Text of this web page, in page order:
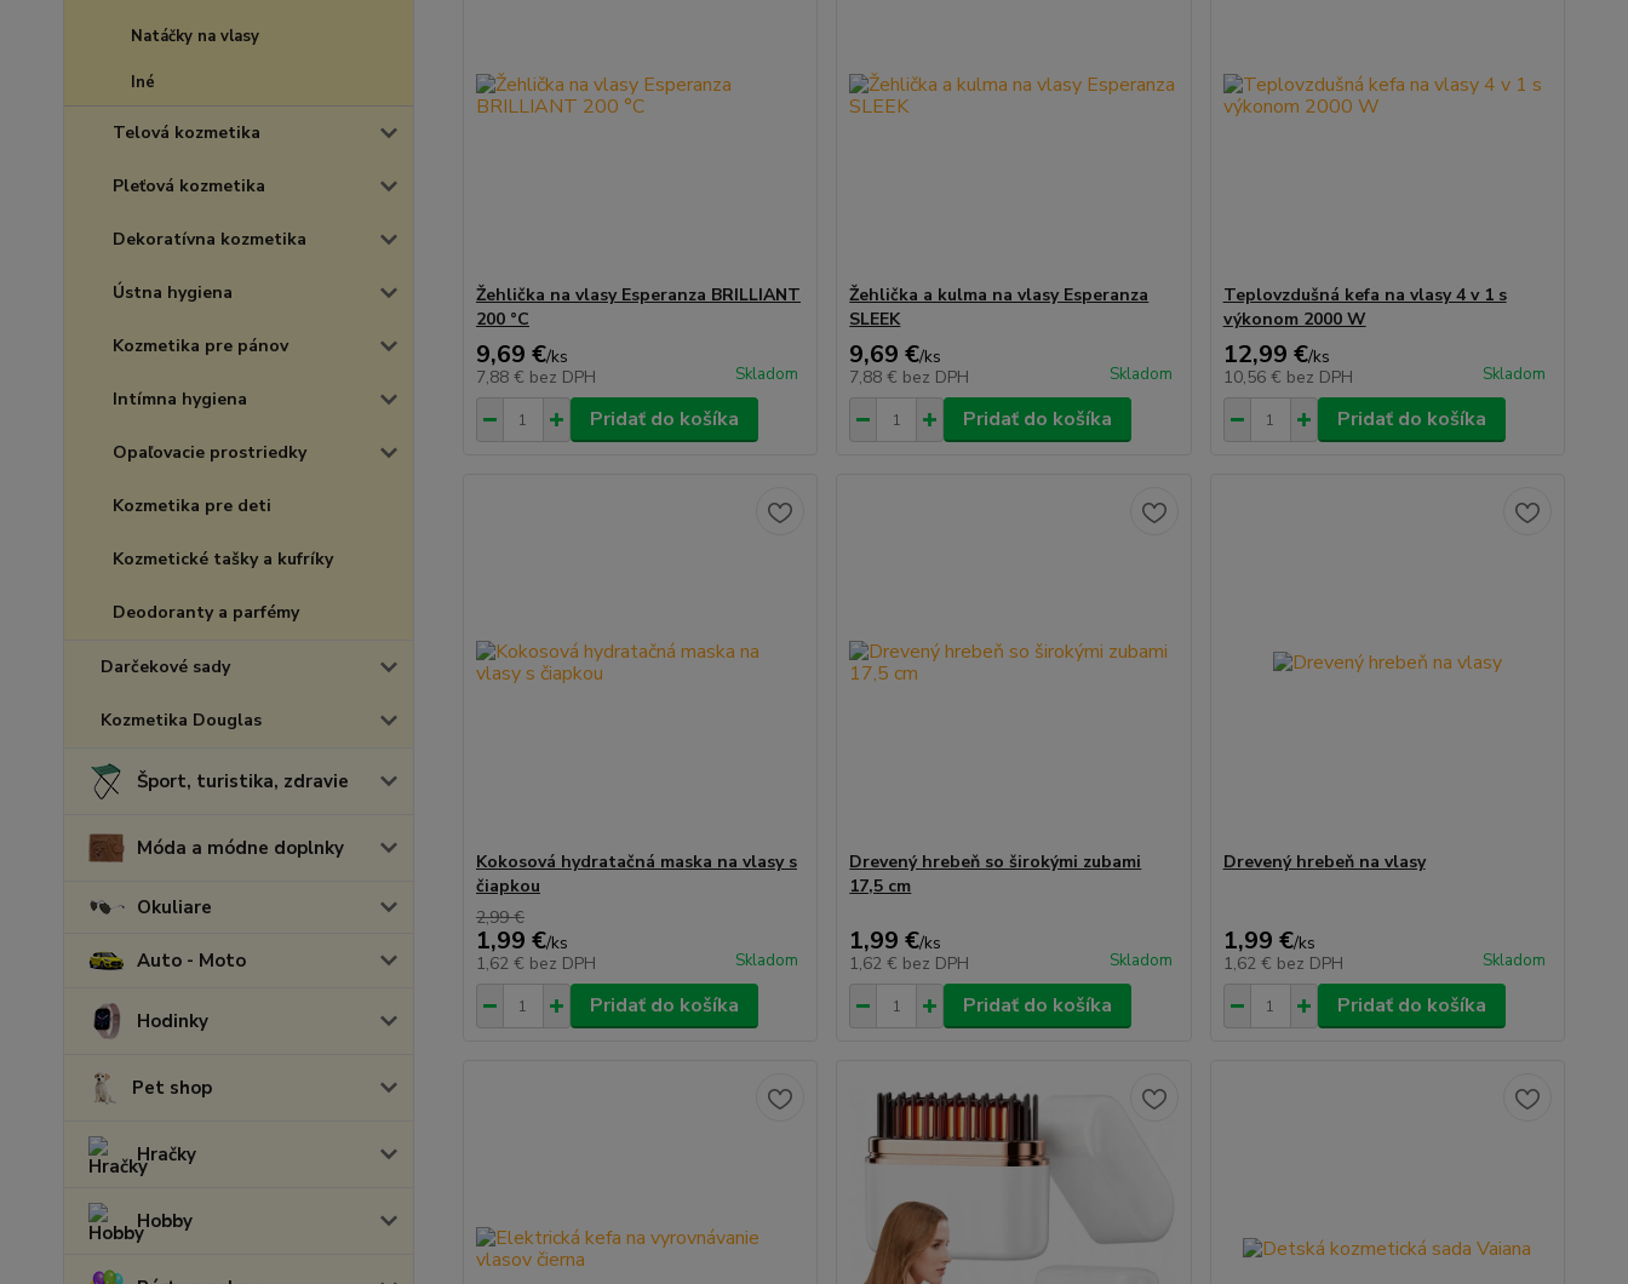
Natáčky na vlasy
Iné
Telová kozmetika
Pleťová kozmetika
Dekoratívna kozmetika
Ústna hygiena
Kozmetika pre pánov
Intímna hygiena
Opaľovacie prostriedky
Kozmetika pre deti
Kozmetické tašky a kufríky
Deodoranty a parfémy
Darčekové sady
Kozmetika Douglas
Šport, turistika, zdravie
Móda a módne doplnky
Okuliare
Auto - Moto
Hodinky
Pet shop
Hračky
Hobby
Žehlička na vlasy Esperanza BRILLIANT
200 °C
9,69 €/ks
7,88 € bez DPH Skladom
Pridať do košíka
Žehlička a kulma na vlasy Esperanza
SLEEK
9,69 €/ks
7,88 € bez DPH Skladom
Pridať do košíka
Teplovzdušná kefa na vlasy 4 v 1 s
výkonom 2000 W
12,99 €/ks
10,56 € bez DPH Skladom
Pridať do košíka
Kokosová hydratačná maska na vlasy s
čiapkou
2,99 €
1,99 €/ks
1,62 € bez DPH Skladom
Pridať do košíka
Drevený hrebeň so širokými zubami
17,5 cm
1,99 €/ks
1,62 € bez DPH Skladom
Pridať do košíka
Drevený hrebeň na vlasy
1,99 €/ks
1,62 € bez DPH Skladom
Pridať do košíka